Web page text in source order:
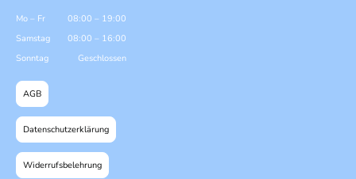
Mo – Fr 08:00 – 19:00
Samstag
08:00 – 16:00
Sonntag
Geschlossen
AGB
Datenschutzerklärung
Widerrufsbelehrung